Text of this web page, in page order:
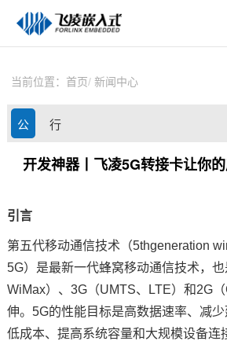
技术与支持
在线文档
方案定制
关于飞凌
天猫商城
淘宝商城
当前位置： 首页 新闻中心
公
司
态
行
业
开发神器丨飞凌5G转接卡让你
引言
第五代移动通信技术（5thgeneration
5G）是最新一代蜂窝移动通信技术，
WiMax）、 3G（UMTS、 LTE）和2G（
伸。 5G的性能目标是高数据速率、减
低成本、提高系统容量和大规模设备连